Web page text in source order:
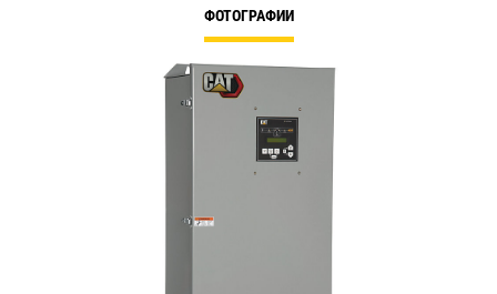
ФОТОГРАФИИ